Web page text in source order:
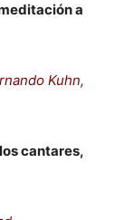
a
Kuhn,
cantares,